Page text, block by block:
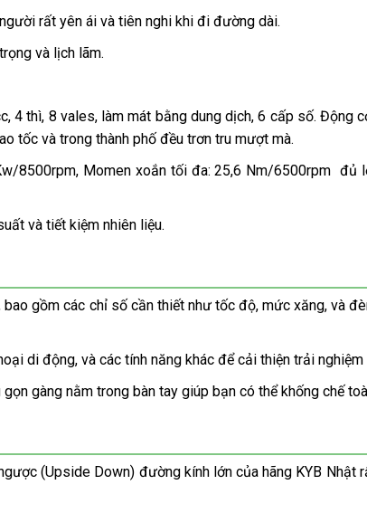
rất yên ái và tiên nghi khi đi đường dài.
và lịch lãm.
thì, 8 vales, làm mát bằng dung dịch, 6 cấp số. Động
tốc và trong thành phố đều trơn tru mượt mà.
8500rpm, Momen xoắn tối đa: 25,6 Nm/6500rpm đủ
và tiết kiệm nhiên liệu.
gồm các chỉ số cần thiết như tốc độ, mức xăng, và
di động, và các tính năng khác để cải thiện trải nghiệm
gàng nằm trong bàn tay giúp bạn có thể khống chế
(Upside Down) đường kính lớn của hãng KYB Nhật